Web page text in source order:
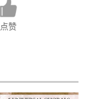
点赞